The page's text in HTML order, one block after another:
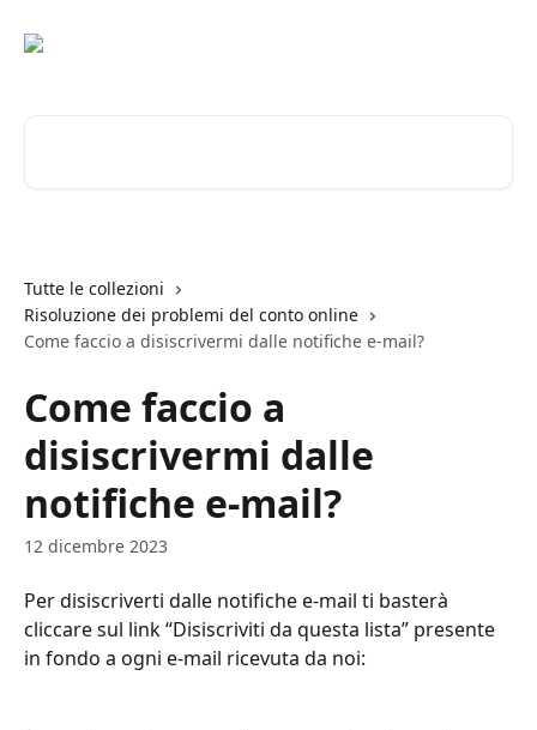
Tutte le collezioni
Risoluzione dei problemi del conto online
Come faccio a disiscrivermi dalle notifiche e-mail?
Come faccio a
disiscrivermi dalle
notifiche e-mail?
12 dicembre 2023
Per disiscriverti dalle notifiche e-mail ti basterà
cliccare sul link “Disiscriviti da questa lista” presente
in fondo a ogni e-mail ricevuta da noi: